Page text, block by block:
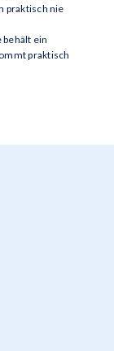
praktisch nie
behält ein
praktisch